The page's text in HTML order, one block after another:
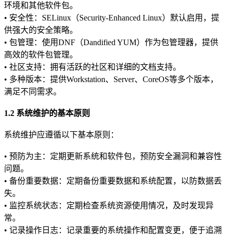
环境和其他软件包。
• 安全性：SELinux（Security-Enhanced Linux）默认启用，提
供强大的安全策略。
• 包管理：使用DNF（Dandified YUM）作为包管理器，提供
高效的软件包管理。
• 社区支持：拥有活跃的社区和详细的文档支持。
• 多种版本：提供Workstation、Server、CoreOS等多个版本，
满足不同需求。
1.2 系统维护的基本原则
系统维护应遵循以下基本原则：
• 预防为主：定期更新系统和软件包，预防安全漏洞和兼容性
问题。
• 备份重要数据：定期备份重要数据和系统配置，以防数据丢
失。
• 监控系统状态：定期检查系统资源使用情况，及时发现异
常。
• 记录操作日志：记录重要的系统操作和配置变更，便于追溯